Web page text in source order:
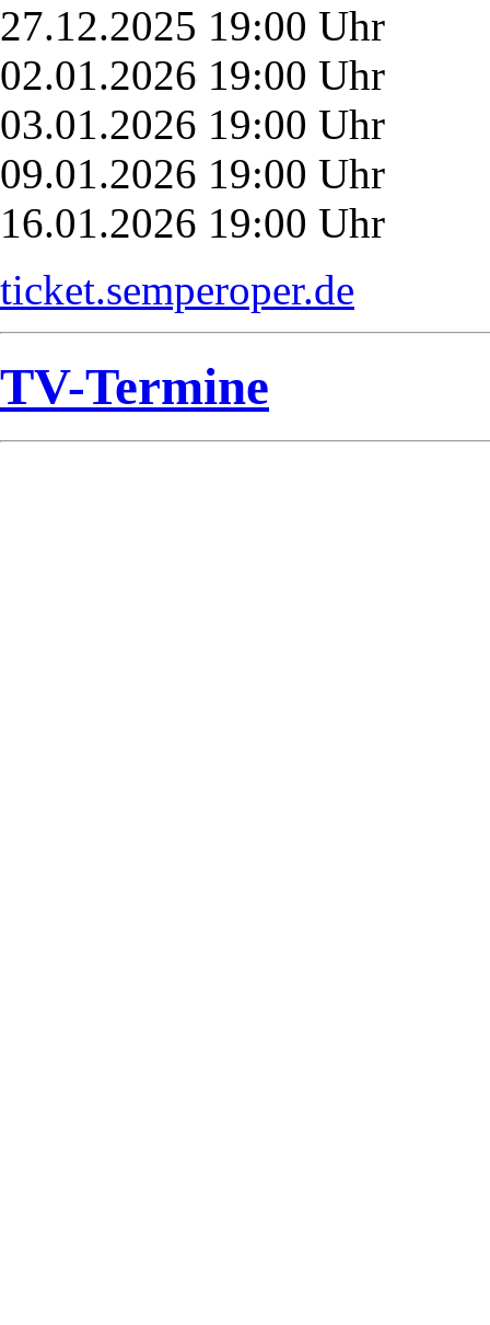
27.12.2025 19:00 Uhr
02.01.2026 19:00 Uhr
03.01.2026 19:00 Uhr
09.01.2026 19:00 Uhr
16.01.2026 19:00 Uhr
ticket.semperoper.de
TV-Termine